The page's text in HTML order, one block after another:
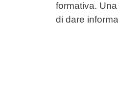
formativa.
di dare